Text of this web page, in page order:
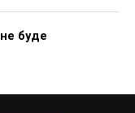
буде